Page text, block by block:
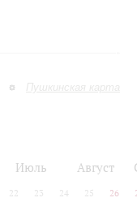
Пушкинская карта
Июль Август
22 23 24 25 26